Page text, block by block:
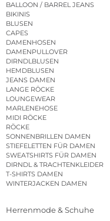
BALLOON / BARREL JEANS
BIKINIS
BLUSEN
CAPES
DAMENHOSEN
DAMENPULLOVER
DIRNDLBLUSEN
HEMDBLUSEN
JEANS DAMEN
LANGE RÖCKE
LOUNGEWEAR
MARLENEHOSE
MIDI RÖCKE
RÖCKE
SONNENBRILLEN DAMEN
STIEFELETTEN FÜR DAMEN
SWEATSHIRTS FÜR DAMEN
DIRNDL & TRACHTENKLEIDER
T-SHIRTS DAMEN
WINTERJACKEN DAMEN
Herrenmode & Schuhe